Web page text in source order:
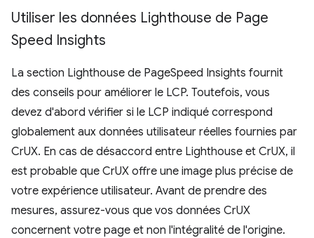
Utiliser les données Lighthouse de Page
Speed Insights
La section Lighthouse de PageSpeed Insights fournit
des conseils pour améliorer le LCP. Toutefois, vous
devez d'abord vérifier si le LCP indiqué correspond
globalement aux données utilisateur réelles fournies par
CrUX. En cas de désaccord entre Lighthouse et CrUX, il
est probable que CrUX offre une image plus précise de
votre expérience utilisateur. Avant de prendre des
mesures, assurez-vous que vos données CrUX
concernent votre page et non l'intégralité de l'origine.